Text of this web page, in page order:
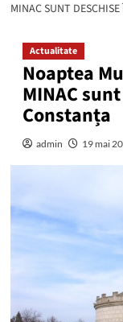
MINAC SUNT
Actualitate
Noaptea
MINAC
Constanța
admin 19 mai